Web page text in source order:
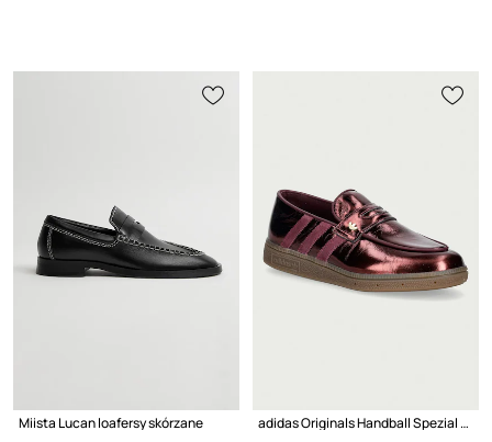
Miista Lucan loafersy skórzane
adidas Originals Handball Spezial Loafer mokasyny damskie skórzane